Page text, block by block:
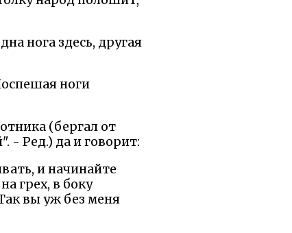
нога здесь, другая
ноги
(бергал от
- Ред.) да и говорит:
и начинайте
грех, в боку
вы уж без меня